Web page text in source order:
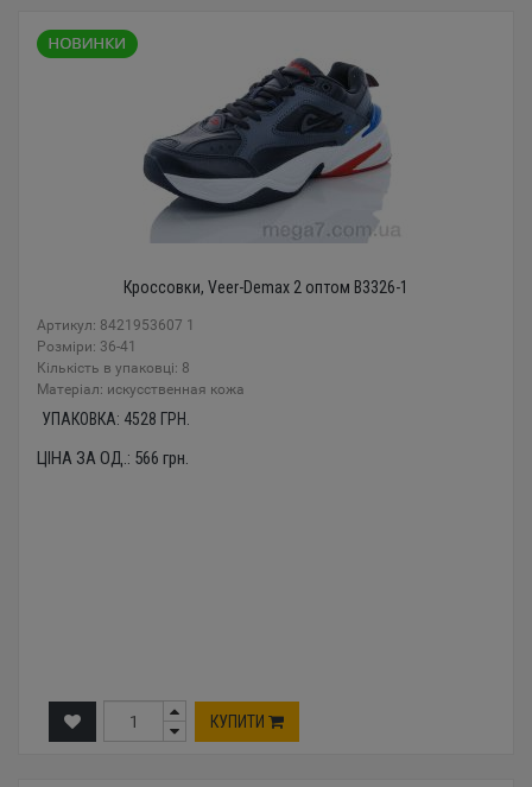
Кроссовки, Veer-Demax 2 оптом B3326-1
Артикул: 8421953607 1
Розміри: 36-41
Кількість в упаковці: 8
Mатеріал: искусственная кожа
УПАКОВКА: 4528 ГРН.
ЦІНА ЗА ОД.: 566 грн.
КУПИТИ